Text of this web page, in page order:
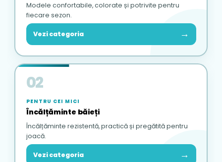
Modele confortabile, colorate și potrivite pentru
fiecare sezon.
Vezi categoria →
02
PENTRU CEI MICI
Încălțăminte băieți
Încălțăminte rezistentă, practică și pregătită pentru
joacă.
Vezi categoria →